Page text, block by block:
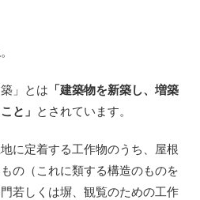
」とは 「建築物を新築し、増築
と」 とされています。
に定着する工作物のうち、屋根
の（これに類する構造のものを
若しくは塀、観覧のための工作